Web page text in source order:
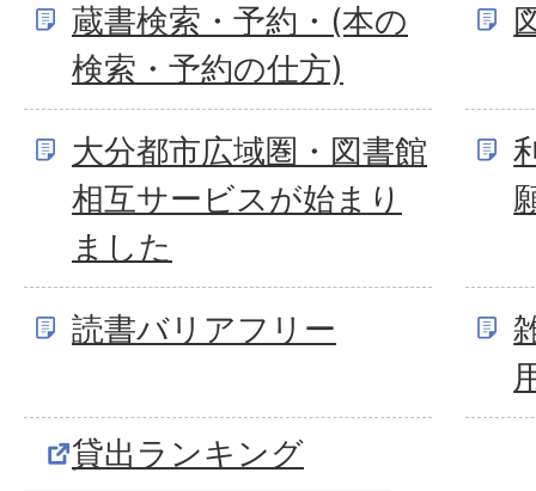
蔵書検索・予約・(本の
検索・予約の仕方)
大分都市広域圏・図書館
相互サービスが始まり
ました
読書バリアフリー
貸出ランキング